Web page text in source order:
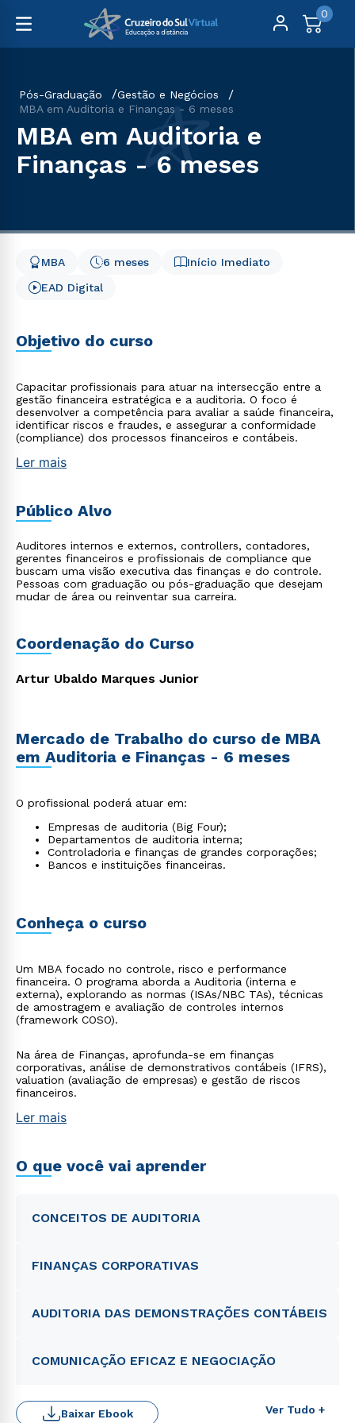
0
Pós-Graduação
Gestão e Negócios
MBA em Auditoria e Finanças - 6 meses
MBA em Auditoria e
Finanças - 6 meses
Início Imediato
6 meses
MBA
EAD Digital
Objetivo do curso
Capacitar profissionais para atuar na intersecção entre a
gestão financeira estratégica e a auditoria. O foco é
desenvolver a competência para avaliar a saúde financeira,
identificar riscos e fraudes, e assegurar a conformidade
(compliance) dos processos financeiros e contábeis.
Ler mais
Público Alvo
Auditores internos e externos, controllers, contadores,
gerentes financeiros e profissionais de compliance que
buscam uma visão executiva das finanças e do controle.
Pessoas com graduação ou pós-graduação que desejam
mudar de área ou reinventar sua carreira.
Coordenação do Curso
Artur Ubaldo Marques Junior
Mercado de Trabalho do curso de MBA
em Auditoria e Finanças - 6 meses
O profissional poderá atuar em:
Empresas de auditoria (Big Four);
Departamentos de auditoria interna;
Controladoria e finanças de grandes corporações;
Bancos e instituições financeiras.
Conheça o curso
Um MBA focado no controle, risco e performance
financeira. O programa aborda a Auditoria (interna e
externa), explorando as normas (ISAs/NBC TAs), técnicas
de amostragem e avaliação de controles internos
(framework COSO).
Na área de Finanças, aprofunda-se em finanças
corporativas, análise de demonstrativos contábeis (IFRS),
valuation (avaliação de empresas) e gestão de riscos
financeiros.
Ler mais
O que você vai aprender
CONCEITOS DE AUDITORIA
FINANÇAS CORPORATIVAS
AUDITORIA DAS DEMONSTRAÇÕES CONTÁBEIS
COMUNICAÇÃO EFICAZ E NEGOCIAÇÃO
Ver Tudo +
Baixar Ebook